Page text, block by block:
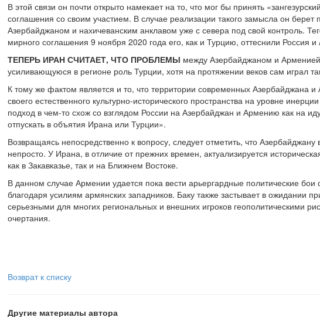
В этой связи он почти открыто намекает на то, что мог бы принять
соглашения со своим участием. В случае реализации такого замысла он
Азербайджаном и нахичеванским анклавом уже с севера под свой контроль.
мирного соглашения 9 ноября 2020 года его, как и Турцию, оттеснили Россия
ТЕПЕРЬ ИРАН СЧИТАЕТ, ЧТО ПРОБЛЕМЫ между Азербайджаном и
усиливающуюся в регионе роль Турции, хотя на протяжении веков сам играл
К тому же фактом является и то, что территории современных Азербайджана
своего естественного культурно-исторического пространства на уровне
подход в чем-то схож со взглядом России на Азербайджан и Армению как на
отпускать в объятия Ирана или Турции».
Возвращаясь непосредственно к вопросу, следует отметить, что
непросто. У Ирана, в отличие от прежних времен, актуализируется
как в Закавказье, так и на Ближнем Востоке.
В данном случае Армении удается пока вести арьергардные политические
благодаря усилиям армянских западников. Баку также застывает в ожидании
серьезными для многих региональных и внешних игроков геополитическими
очертания.
Возврат к списку
Другие материалы автора